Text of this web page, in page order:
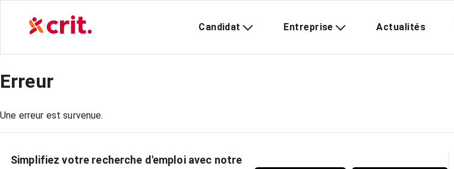
Candidat Entreprise Actualités
Erreur
Une erreur est survenue.
Simplifiez votre recherche d'emploi avec notre